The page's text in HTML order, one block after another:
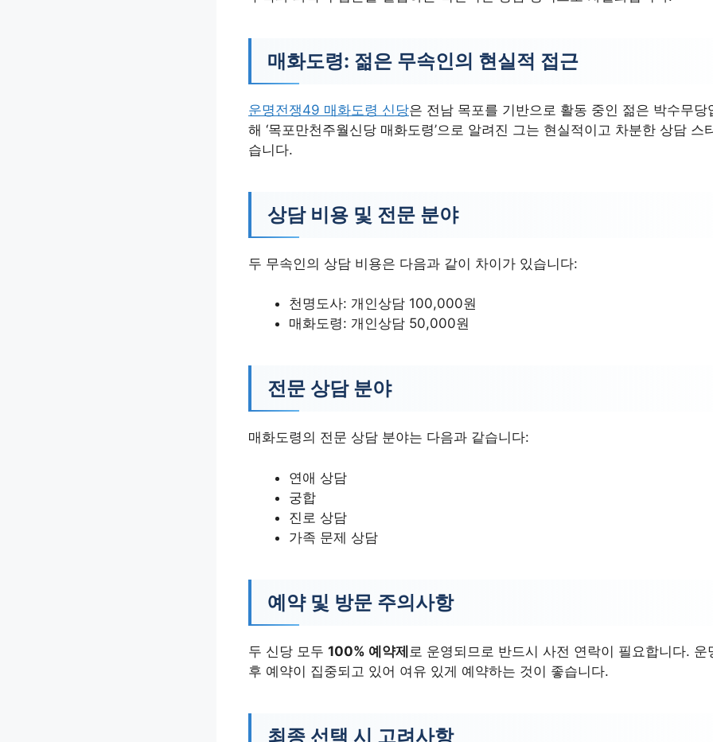
매화도령: 젊은 무속인의 현실적 접근
운명전쟁49 매화도령 신당은 전남 목포를 기반으로 활동 중인 젊은 박수무당
해 ‘목포만천주월신당 매화도령’으로 알려진 그는 현실적이고 차분한 상담 스
습니다.
상담 비용 및 전문 분야
두 무속인의 상담 비용은 다음과 같이 차이가 있습니다:
천명도사: 개인상담 100,000원
매화도령: 개인상담 50,000원
전문 상담 분야
매화도령의 전문 상담 분야는 다음과 같습니다:
연애 상담
궁합
진로 상담
가족 문제 상담
예약 및 방문 주의사항
두 신당 모두 100% 예약제 로 운영되므로 반드시 사전 연락이 필요합니다.
후 예약이 집중되고 있어 여유 있게 예약하는 것이 좋습니다.
최종 선택 시 고려사항